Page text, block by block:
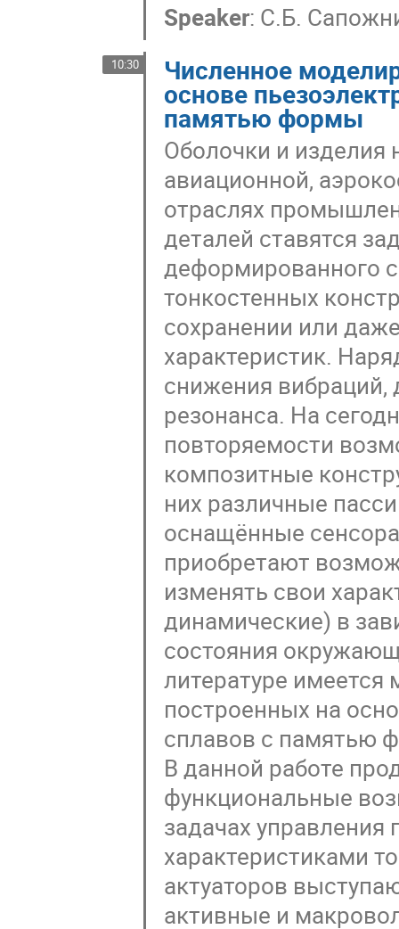
Speaker: С.Б.
10:30 Численное
основе
памятью формы
Оболочки и изделия
авиационной,
отраслях
деталей ставятся
деформированного
тонкостенных
сохранении или
характеристик.
снижения
резонанса. На
повторяемости
композитные
них различные
оснащённые
приобретают
изменять свои
динамические) в
состояния
литературе
построенных на
сплавов с памятью
В данной работе
функциональные
задачах
характеристиками
актуаторов
активные и